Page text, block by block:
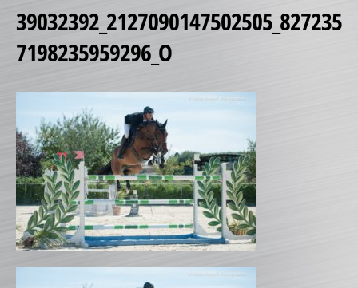
SPONSORS 1
SPONSORS 2
RÉALISATIONS SPÉCIALES
CRÉATION
RÉFÉRENCES
CATALOGUE PRODUITS
CHANDELIER
Gamme Classique
39032392_2127090147502505_827235
7198235959296_O